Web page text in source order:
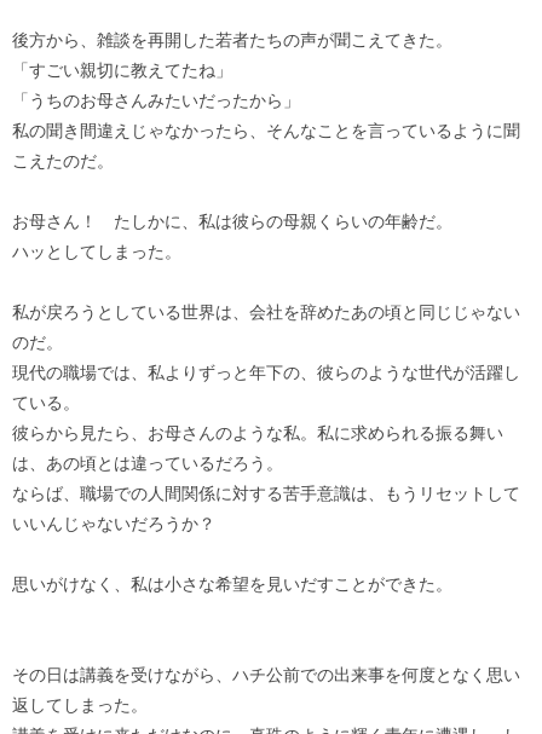
後方から、雑談を再開した若者たちの声が聞こえてきた。
「すごい親切に教えてたね」
「うちのお母さんみたいだったから」
私の聞き間違えじゃなかったら、そんなことを言っているように聞
こえたのだ。
お母さん！ たしかに、私は彼らの母親くらいの年齢だ。
ハッとしてしまった。
私が戻ろうとしている世界は、会社を辞めたあの頃と同じじゃない
のだ。
現代の職場では、私よりずっと年下の、彼らのような世代が活躍し
ている。
彼らから見たら、お母さんのような私。私に求められる振る舞い
は、あの頃とは違っているだろう。
ならば、職場での人間関係に対する苦手意識は、もうリセットして
いいんじゃないだろうか？
思いがけなく、私は小さな希望を見いだすことができた。
その日は講義を受けながら、ハチ公前での出来事を何度となく思い
返してしまった。